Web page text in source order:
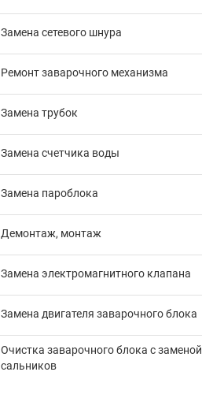
Замена сетевого шнура
Ремонт заварочного механизма
Замена трубок
Замена счетчика воды
Замена пароблока
Демонтаж, монтаж
Замена электромагнитного клапана
Замена двигателя заварочного блока
Очистка заварочного блока с заменой
сальников